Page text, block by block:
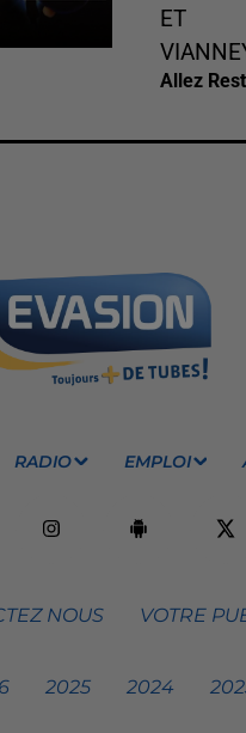
ET
Allez
RADIO EMPLOI
NOUS VOTRE
2025 2024